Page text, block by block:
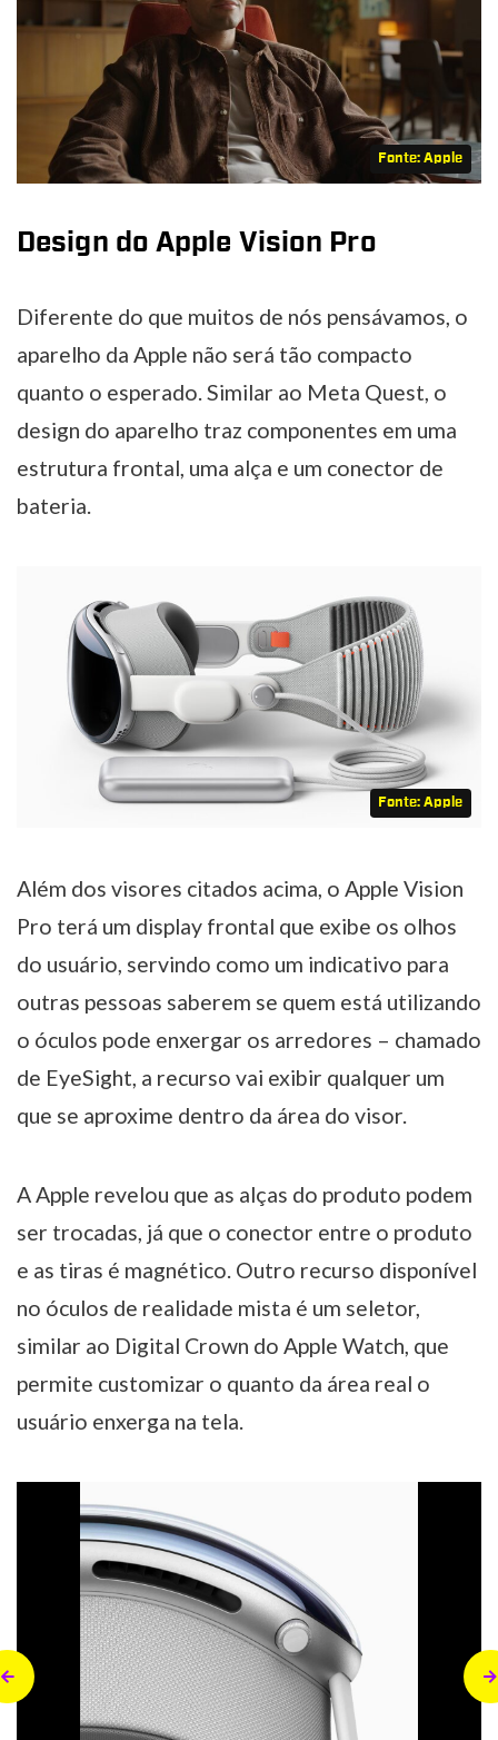
Fonte: Apple
Design do Apple Vision Pro
Diferente do que muitos de nós pensávamos, o
aparelho da Apple não será tão compacto
quanto o esperado. Similar ao Meta Quest, o
design do aparelho traz componentes em uma
estrutura frontal, uma alça e um conector de
bateria.
Fonte: Apple
Além dos visores citados acima, o Apple Vision
Pro terá um display frontal que exibe os olhos
do usuário, servindo como um indicativo para
outras pessoas saberem se quem está utilizando
o óculos pode enxergar os arredores – chamado
de EyeSight, a recurso vai exibir qualquer um
que se aproxime dentro da área do visor.
A Apple revelou que as alças do produto podem
ser trocadas, já que o conector entre o produto
e as tiras é magnético. Outro recurso disponível
no óculos de realidade mista é um seletor,
similar ao Digital Crown do Apple Watch, que
permite customizar o quanto da área real o
usuário enxerga na tela.